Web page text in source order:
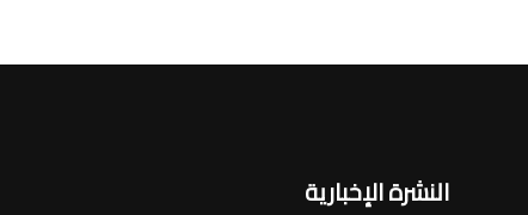
النشرة الإخبارية